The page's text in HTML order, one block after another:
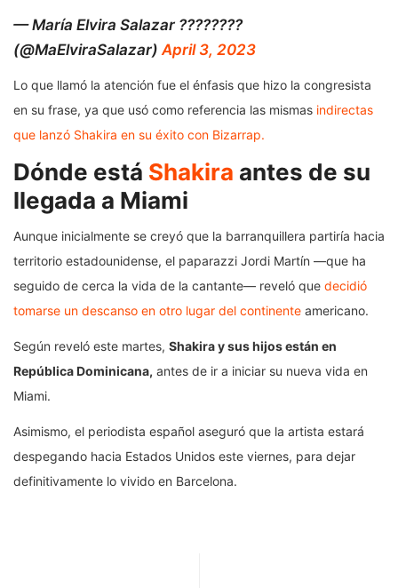
— María Elvira Salazar ????????
(@MaElviraSalazar)April 3, 2023
Lo que llamó la atención fue el énfasis que hizo la congresista
en su frase, ya que usó como referencia las mismas indirectas
que lanzó Shakira en su éxito con Bizarrap.
Dónde está Shakira antes de su
llegada a Miami
Aunque inicialmente se creyó que la barranquillera partiría hacia
territorio estadounidense, el paparazzi Jordi Martín —que ha
seguido de cerca la vida de la cantante— reveló que decidió
tomarse un descanso en otro lugar del continente americano.
Según reveló este martes, Shakira y sus hijos están en
República Dominicana, antes de ir a iniciar su nueva vida en
Miami.
Asimismo, el periodista español aseguró que la artista estará
despegando hacia Estados Unidos este viernes, para dejar
definitivamente lo vivido en Barcelona.